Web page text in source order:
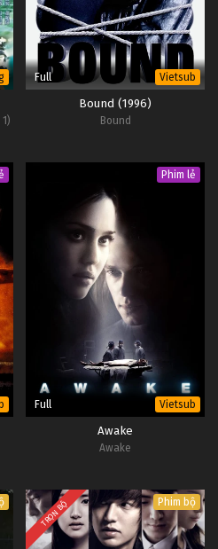
#1
Full Vietsub
Bound (1996)
Bound
Phim lẻ
Full Vietsub
Awake
Awake
TRỌN BỘ Phim bộ